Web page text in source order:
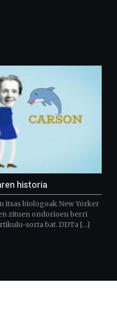
historia
itsas biologoak New Yorker
zituen ondorioen berri
sorta bat. DDTa […]